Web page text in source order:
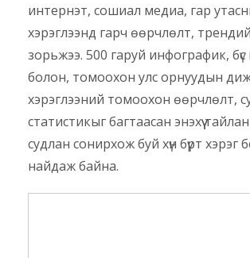
интернэт, сошиал медиа, гар
хэрэглээнд гарч өөрчлөлт,
зорьжээ. 500 гаруй инфографик, бүс
болон, томоохон улс орнуудын
хэрэглээний томоохон өөрчлөлт,
статистикыг багтаасан энэхүү
судлан сонирхож буй хүн бүрт хэрэг
найдаж байна.